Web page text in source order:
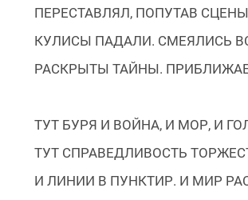
ПЕРЕСТАВЛЯЛ, ПОПУТАВ
КУЛИСЫ ПАДАЛИ. СМЕЯЛИСЬ
РАСКРЫТЫ ТАЙНЫ.
ТУТ БУРЯ И ВОЙНА, И МОР, И
ТУТ СПРАВЕДЛИВОСТЬ
И ЛИНИИ В ПУНКТИР. И МИР